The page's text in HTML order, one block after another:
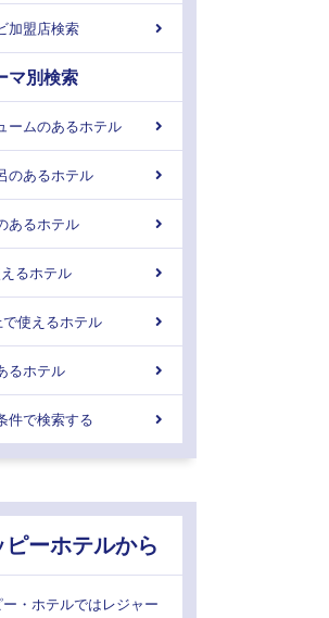
加盟店検索
マ別検索
ームのあるホテル
のあるホテル
あるホテル
るホテル
使えるホテル
るホテル
件で検索する
ピーホテルから
・ホテルではレジャー